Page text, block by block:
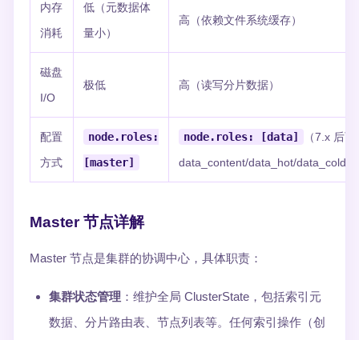
内存
消耗
低（元数据体
量小）
高（依赖文件系统缓存）
磁盘
I/O
极低 高（读写分片数据）
配置
方式
node.roles:
[master]
node.roles: [data]
（7.x 后
data_content/data_hot/data_cold/
Master 节点详解
Master 节点是集群的协调中心，具体职责：
集群状态管理 ：维护全局 ClusterState，包括索引元
数据、分片路由表、节点列表等。任何索引操作（创